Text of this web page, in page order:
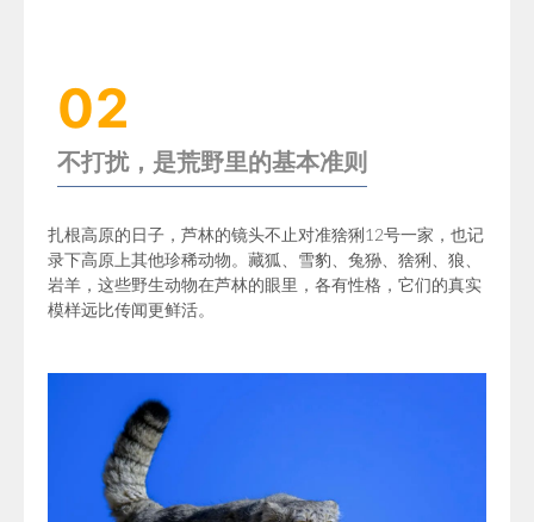
02
不打扰，是荒野里的基本准则
扎根高原的日子， 芦林的镜头不止对准猞猁12号一家，也记
录下高原上其他珍稀动物。 藏狐
、雪豹、兔狲、猞猁、狼、
岩羊，这些野生动物在芦林的眼里，各有性格，它们的真实
模样远比传闻更鲜活。